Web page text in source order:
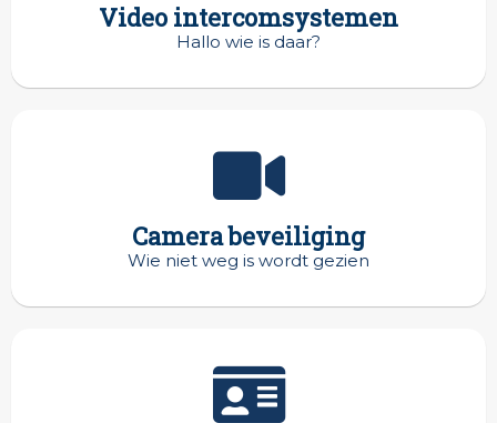
Video intercomsystemen
Hallo wie is daar?
Camera beveiliging
Wie niet weg is wordt gezien